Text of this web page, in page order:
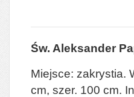
Św. Aleksander
Miejsce: zakrystia.
cm, szer. 100 cm.